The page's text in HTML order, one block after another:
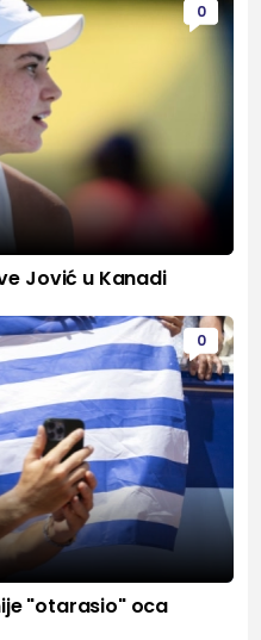
0
Jović u Kanadi
0
"otarasio" oca